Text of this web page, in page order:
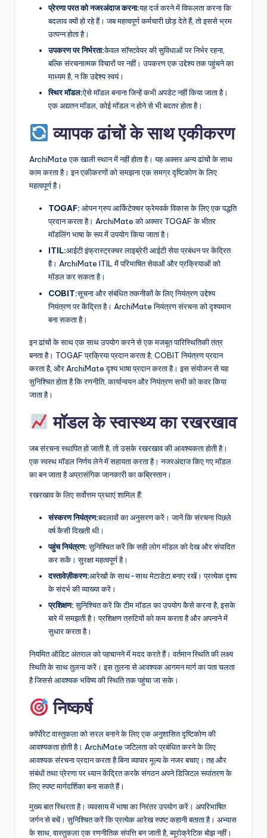
प्रेरणा परत को नजरअंदाज करना:यह दर्ज करने में विफलता करना कि
बदलाव क्यों हो रहे हैं। जब महत्वपूर्ण कर्मचारी छोड़ देते हैं, तो इससे भ्रम
उत्पन्न होता है।
उपकरण पर निर्भरता:केवल सॉफ्टवेयर की सुविधाओं पर निर्भर रहना,
बल्कि संरचनात्मक विचारों पर नहीं। उपकरण एक उद्देश्य तक पहुंचने का
माध्यम है, न कि उद्देश्य स्वयं।
स्थिर मॉडल:ऐसे मॉडल बनाना जिन्हें कभी अपडेट नहीं किया जाता है।
एक अद्यतन मॉडल, कोई मॉडल न होने से भी बदतर होता है।
व्यापक ढांचों के साथ एकीकरण
ArchiMate एक खाली स्थान में नहीं होता है। यह अक्सर अन्य ढांचों के साथ
काम करता है। इन एकीकरणों को समझना एक समग्र दृष्टिकोण के लिए
महत्वपूर्ण है।
TOGAF: ओपन ग्रुप आर्किटेक्चर फ्रेमवर्क विकास के लिए एक पद्धति
प्रदान करता है। ArchiMate को अक्सर TOGAF के भीतर
मॉडलिंग भाषा के रूप में उपयोग किया जाता है।
ITIL:आईटी इंफ्रास्ट्रक्चर लाइब्रेरी आईटी सेवा प्रबंधन पर केंद्रित
है। ArchiMate ITIL में परिभाषित सेवाओं और प्रक्रियाओं को
मॉडल कर सकता है।
COBIT:सूचना और संबंधित तकनीकों के लिए नियंत्रण उद्देश्य
नियंत्रण पर केंद्रित है। ArchiMate नियंत्रण संरचना को दृश्यमान
बना सकता है।
इन ढांचों के साथ एक साथ उपयोग करने से एक मजबूत पारिस्थितिकी तंत्र
बनता है। TOGAF प्रक्रिया प्रदान करता है, COBIT नियंत्रण प्रदान
करता है, और ArchiMate दृश्य भाषा प्रदान करता है। इस संयोजन से यह
सुनिश्चित होता है कि रणनीति, कार्यान्वयन और नियंत्रण सभी को कवर किया
जाता है।
मॉडल के स्वास्थ्य का रखरखाव
जब संरचना स्थापित हो जाती है, तो उसके रखरखाव की आवश्यकता होती है।
एक स्वस्थ मॉडल निर्णय लेने में सहायता करता है। नजरअंदाज किए गए मॉडल
का बन जाता है अप्रासंगिक जानकारी का कब्रिस्तान।
रखरखाव के लिए सर्वोत्तम प्रथाएं शामिल हैं:
संस्करण नियंत्रण:बदलावों का अनुसरण करें। जानें कि संरचना पिछले
वर्ष कैसी दिखती थी।
पहुंच नियंत्रण:सुनिश्चित करें कि सही लोग मॉडल को देख और संपादित
कर सकें। सुरक्षा महत्वपूर्ण है।
दस्तावेज़ीकरण:आरेखों के साथ-साथ मेटाडेटा बनाए रखें। प्रत्येक दृश्य
के संदर्भ की व्याख्या करें।
प्रशिक्षण:सुनिश्चित करें कि टीम मॉडल का उपयोग कैसे करना है, इसके
बारे में समझती है। प्रशिक्षण त्रुटियों को कम करता है और अपनाने में
सुधार करता है।
नियमित ऑडिट अंतराल को पहचानने में मदद करते हैं। वर्तमान स्थिति की लक्ष्य
स्थिति के साथ तुलना करें। इस तुलना से आवश्यक आगमन मार्ग का पता चलता
है जिससे आवश्यक भविष्य की स्थिति तक पहुंचा जा सके।
निष्कर्ष
कॉर्पोरेट वास्तुकला को सरल बनाने के लिए एक अनुशासित दृष्टिकोण की
आवश्यकता होती है। ArchiMate जटिलता को प्रबंधित करने के लिए
आवश्यक संरचना प्रदान करता है बिना व्यापार मूल्य के नजर बचाए। तह और
संबंधों तथा प्रेरणा पर ध्यान केंद्रित करके संगठन अपने डिजिटल रूपांतरण के
लिए स्पष्ट मार्गदर्शिका बना सकते हैं।
मुख्य बात स्थिरता है। व्यवसाय में भाषा का निरंतर उपयोग करें। अपरिभाषित
जर्गन से बचें। सुनिश्चित करें कि प्रत्येक आरेख स्पष्ट कहानी बताता है। अभ्यास
के साथ, वास्तुकला एक रणनीतिक संपत्ति बन जाती है, ब्यूरोक्रेटिक बोझ नहीं।